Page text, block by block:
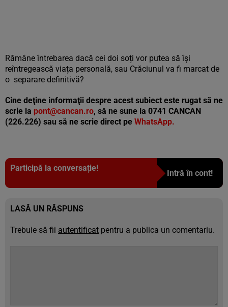
Rămâne întrebarea dacă cei doi soți vor putea să își
reîntregească viața personală, sau Crăciunul va fi marcat de
o separare definitivă?
Cine deţine informaţii despre acest subiect este rugat să ne
scrie la pont@cancan.ro, să ne sune la 0741 CANCAN
(226.226) sau să ne scrie direct pe WhatsApp.
Participă la conversație!
Intră în cont!
LASĂ UN RĂSPUNS
Trebuie să fii autentificat pentru a publica un comentariu.